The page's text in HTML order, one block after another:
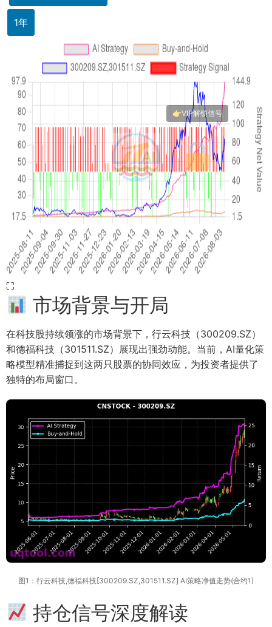
1年
⛶
市场背景与开局
在科技股持续领涨的市场背景下，行云科技（300209.SZ）
和德福科技（301511.SZ）展现出强劲动能。当前，AI量化策
略模型精准捕捉到这两只股票的协同效应，为投资者提供了
独特的布局窗口。
图1：行云科技,德福科技[300209.SZ,301511.SZ] AI策略净值走势(合约1)
持仓信号深度解读